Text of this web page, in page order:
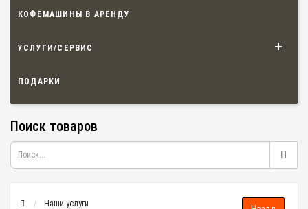
КОФЕМАШИНЫ В АРЕНДУ
УСЛУГИ/СЕРВИС
ПОДАРКИ
Поиск товаров
Наши услуги